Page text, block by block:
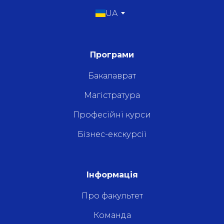
UA
Програми
Бакалаврат
Магістратура
Професійні курси
Бізнес-екскурсії
Інформація
Про факультет
Команда